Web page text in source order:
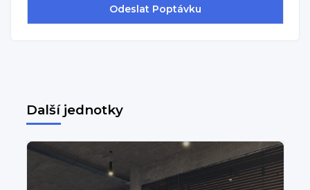
Další jednotky